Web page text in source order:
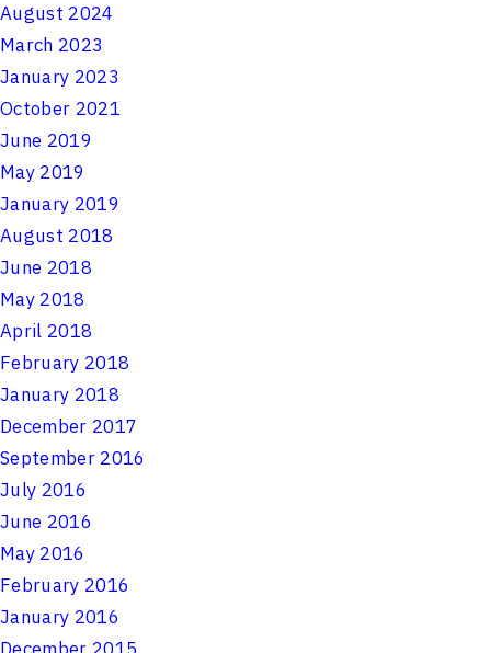
August 2024
March 2023
January 2023
October 2021
June 2019
May 2019
January 2019
August 2018
June 2018
May 2018
April 2018
February 2018
January 2018
December 2017
September 2016
July 2016
June 2016
May 2016
February 2016
January 2016